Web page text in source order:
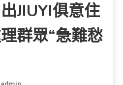
JIUYI俱意住
群眾“急難愁